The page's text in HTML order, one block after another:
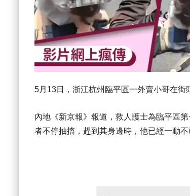
5月13日，浙江杭州臨平區一外賣小哥在街
內地《新京報》報道，救人護士為臨平區
者不停抽搐，趕到其身邊時，他已經一動不